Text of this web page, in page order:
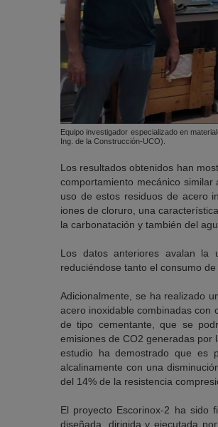
Equipo investigador especializado en
Ing. de la Construcción-UCO).
Los resultados obtenidos han
comportamiento mecánico
uso de estos residuos de acero
iones de cloruro, una
la carbonatación y también del
Los datos anteriores avalan la
reduciéndose tanto el consumo
Adicionalmente, se ha realizado
acero inoxidable combinadas con
de tipo cementante, que se
emisiones de CO2 generadas por
estudio ha demostrado que es
alcalinamente con una
del 14% de la resistencia
El proyecto Escorinox-2 ha sido
diseñada, dirigida y ejecutada